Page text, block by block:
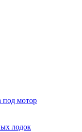
под мотор
лодок